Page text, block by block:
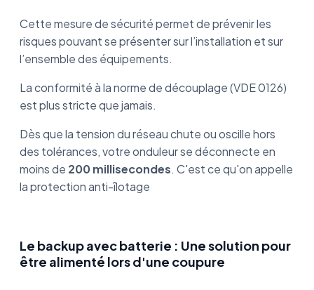
Cette mesure de sécurité permet de prévenir les
risques pouvant se présenter sur l’installation et sur
l’ensemble des équipements.
La conformité à la norme de découplage (VDE 0126)
est plus stricte que jamais.
Dès que la tension du réseau chute ou oscille hors
des tolérances, votre onduleur se déconnecte en
moins de 200 millisecondes. C'est ce qu'on appelle
la protection anti-îlotage
Le backup avec batterie : Une solution pour
être alimenté lors d'une coupure